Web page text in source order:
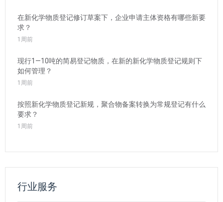
在新化学物质登记修订草案下，企业申请主体资格有哪些新要
求？
1周前
现行1—10吨的简易登记物质，在新的新化学物质登记规则下
如何管理？
1周前
按照新化学物质登记新规，聚合物备案转换为常规登记有什么
要求？
1周前
行业服务